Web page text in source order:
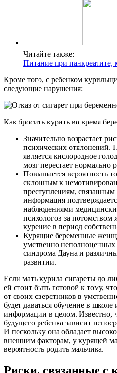
Читайте также:
Питание при
Кроме того, с ребенком
следующие нарушения:
Как бросить курить во время
Значительно возрастает
психических отклонений.
является кислородное
мозг перестает нормально
Повышается вероятность
склонным к
преступлениям,
информация
наблюдениями
психологов за
курение в период
Курящие беременные
умственно неполноценных
синдрома Дауна и
развитии.
Если мать курила сигареты до
ей стоит быть готовой к тому,
от своих сверстников в
будет даваться обучение в
информации в целом. Известно,
будущего ребенка зависит
И поскольку она обладает
внешним факторам, у курящей
вероятность родить мальчика.
Риски, связанные с